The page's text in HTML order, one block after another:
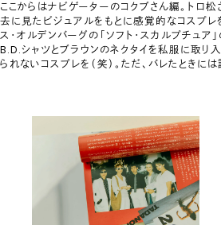
ここからはナビゲーターのコクブさん編。トロ
去に見たビジュアルをもとに感覚的なコスプレ
ス・オルデンバーグの「ソフト・スカルプチュア
B.D.シャツとブラウンのネクタイを私服に取り
られないコスプレを（笑）。ただ、バレたときに